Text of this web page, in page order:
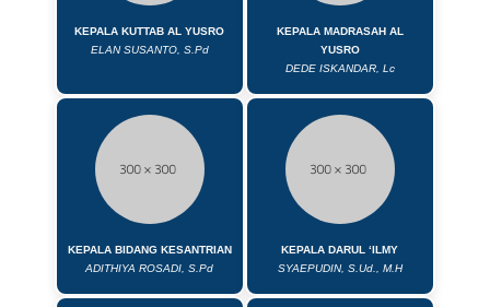
KEPALA KUTTAB AL YUSRO
ELAN SUSANTO, S.Pd
KEPALA MADRASAH AL
YUSRO
DEDE ISKANDAR, Lc
KEPALA BIDANG KESANTRIAN
ADITHIYA ROSADI, S.Pd
KEPALA DARUL ‘ILMY
SYAEPUDIN, S.Ud., M.H